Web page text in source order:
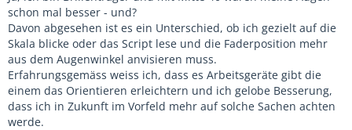
schon mal besser - und?
Davon abgesehen ist es ein Unterschied, ob ich gezielt auf die
Skala blicke oder das Script lese und die Faderposition mehr
aus dem Augenwinkel anvisieren muss.
Erfahrungsgemäss weiss ich, dass es Arbeitsgeräte gibt die
einem das Orientieren erleichtern und ich gelobe Besserung,
dass ich in Zukunft im Vorfeld mehr auf solche Sachen achten
werde.